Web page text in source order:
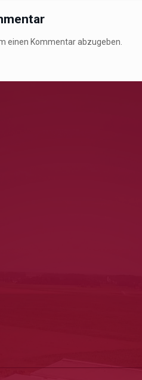
einen Kommentar abzugeben.